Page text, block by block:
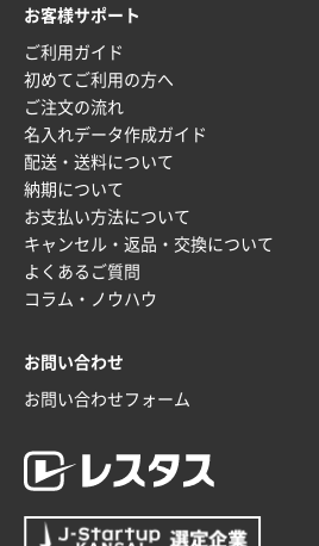
印刷範囲が広かったから、取扱
新潟県R社様
ワンポイントポリ袋 A4サイズ
2026年01月16日 10:53
納期が比較的短く、ロット数が
かったため
山口県P社様
【トートバッグ・エコバッグ】
③1枚
希望の商品の取り扱いがあった
200枚
いつもきちんとしてる。
お客様サポート
ご利用ガイド
初めてご利用の方へ
ご注文の流れ
名入れデータ作成ガイド
配送・送料について
納期について
お支払い方法について
キャンセル・返品・交換について
よくあるご質問
コラム・ノウハウ
お問い合わせ
お問い合わせフォーム